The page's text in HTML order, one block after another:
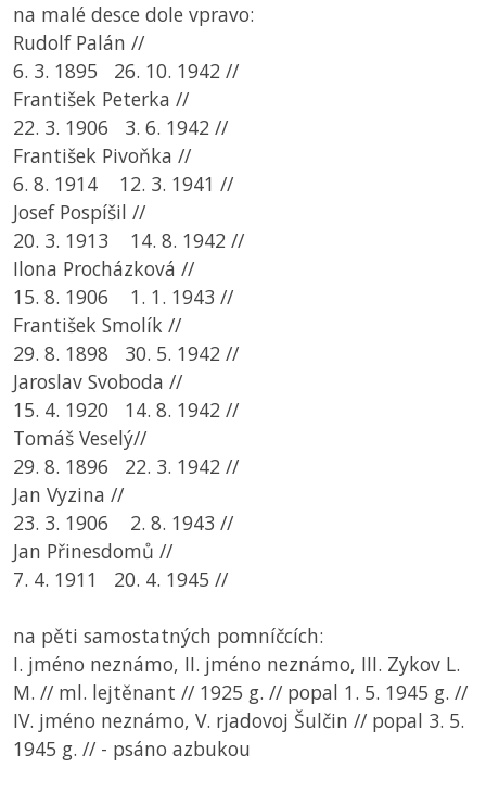
na malé desce dole vpravo:
Rudolf Palán //
6. 3. 1895 26. 10. 1942 //
František Peterka //
22. 3. 1906 3. 6. 1942 //
František Pivoňka //
6. 8. 1914 12. 3. 1941 //
Josef Pospíšil //
20. 3. 1913 14. 8. 1942 //
Ilona Procházková //
15. 8. 1906 1. 1. 1943 //
František Smolík //
29. 8. 1898 30. 5. 1942 //
Jaroslav Svoboda //
15. 4. 1920 14. 8. 1942 //
Tomáš Veselý//
29. 8. 1896 22. 3. 1942 //
Jan Vyzina //
23. 3. 1906 2. 8. 1943 //
Jan Přinesdomů //
7. 4. 1911 20. 4. 1945 //
na pěti samostatných pomníčcích:
I. jméno neznámo, II. jméno neznámo, III. Zykov L.
M. // ml. lejtěnant // 1925 g. // popal 1. 5. 1945 g. //
IV. jméno neznámo, V. rjadovoj Šulčin // popal 3. 5.
1945 g. // - psáno azbukou